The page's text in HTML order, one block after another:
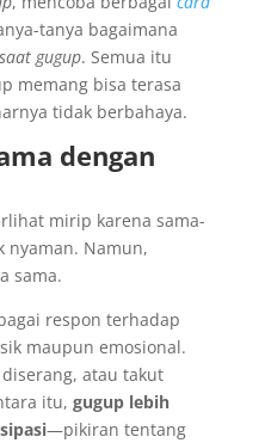
tanya bagaimana
gugup. Semua itu
memang bisa terasa
tidak berbahaya.
dengan
mirip karena sama-
nyaman. Namun,
sama.
respon terhadap
maupun emosional.
atau takut
itu, gugup lebih
—pikiran tentang